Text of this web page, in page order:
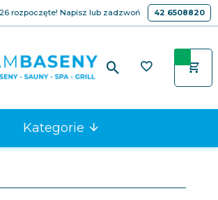
rozpoczęte! Napisz lub zadzwoń 42 6508820
Kategorie